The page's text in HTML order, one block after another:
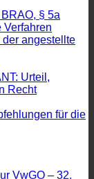
§ 5a
Verfahren
angestellte
Urteil,
Recht
für die
VwGO – 32.